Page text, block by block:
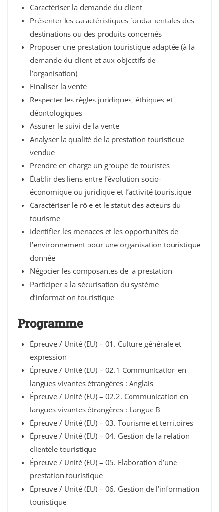
Caractériser la demande du client
Présenter les caractéristiques fondamentales des
destinations ou des produits concernés
Proposer une prestation touristique adaptée (à la
demande du client et aux objectifs de
l’organisation)
Finaliser la vente
Respecter les règles juridiques, éthiques et
déontologiques
Assurer le suivi de la vente
Analyser la qualité de la prestation touristique
vendue
Prendre en charge un groupe de touristes
Établir des liens entre l’évolution socio-
économique ou juridique et l’activité touristique
Caractériser le rôle et le statut des acteurs du
tourisme
Identifier les menaces et les opportunités de
l’environnement pour une organisation touristique
donnée
Négocier les composantes de la prestation
Participer à la sécurisation du système
d’information touristique
Programme
Épreuve / Unité (EU) – 01. Culture générale et
expression
Épreuve / Unité (EU) – 02.1 Communication en
langues vivantes étrangères : Anglais
Épreuve / Unité (EU) – 02.2. Communication en
langues vivantes étrangères : Langue B
Épreuve / Unité (EU) – 03. Tourisme et territoires
Épreuve / Unité (EU) – 04. Gestion de la relation
clientèle touristique
Épreuve / Unité (EU) – 05. Elaboration d’une
prestation touristique
Épreuve / Unité (EU) – 06. Gestion de l’information
touristique